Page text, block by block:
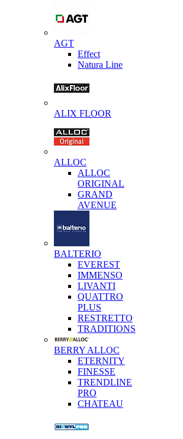
AGT
Effect
Natura Line
ALIX FLOOR
ALLOC
ALLOC
ORIGINAL
GRAND
AVENUE
BALTERIO
EVEREST
IMMENSO
LIVANTI
QUATTRO
PLUS
RESTRETTO
TRADITIONS
BERRY ALLOC
ETERNITY
FINESSE
TRENDLINE
PRO
CHATEAU